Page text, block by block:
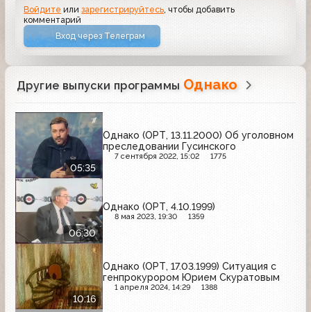
Войдите илизарегистрируйтесь , чтобы добавить
комментарий
Вход через Телеграм
Другие выпуски программы Однако
05:35
Однако (ОРТ, 13.11.2000) Об уголовном
преследовании Гусинского
7 сентября 2022, 15:02 1775
06:30
Однако (ОРТ, 4.10.1999)
8 мая 2023, 19:30 1359
10:16
Однако (ОРТ, 17.03.1999) Ситуация с
генпрокурором Юрием Скуратовым
1 апреля 2024, 14:29 1388